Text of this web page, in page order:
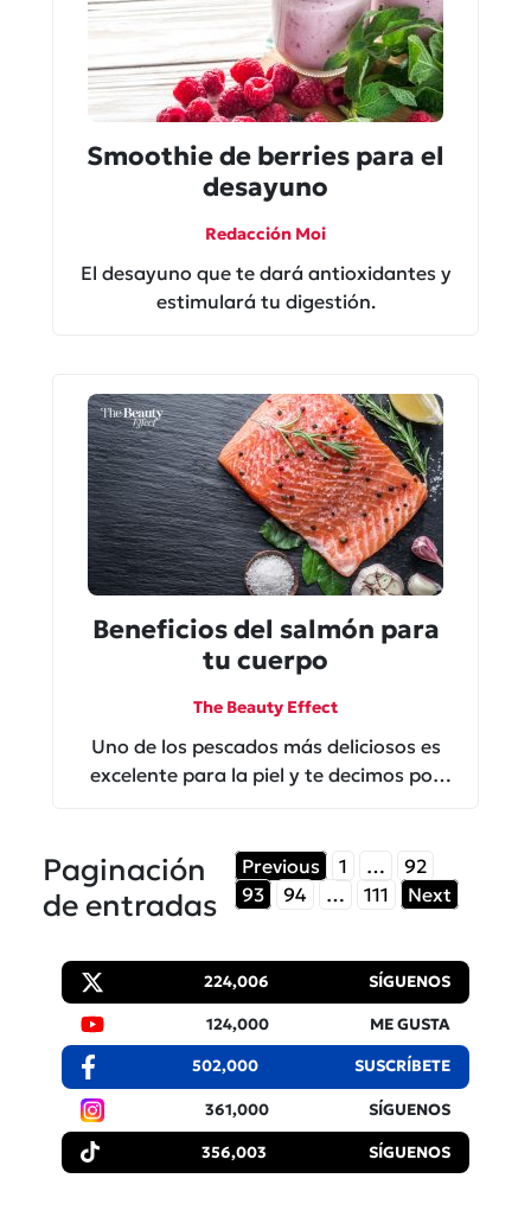
Smoothie de berries para el
desayuno
Redacción Moi
El desayuno que te dará antioxidantes y
estimulará tu digestión.
Beneficios del salmón para
tu cuerpo
The Beauty Effect
Uno de los pescados más deliciosos es
excelente para la piel y te decimos por
Paginación
de entradas
Previous 1 …
92
93
94 … 111 Next
224,006 SÍGUENOS
124,000 ME GUSTA
502,000 SUSCRÍBETE
361,000 SÍGUENOS
356,003 SÍGUENOS